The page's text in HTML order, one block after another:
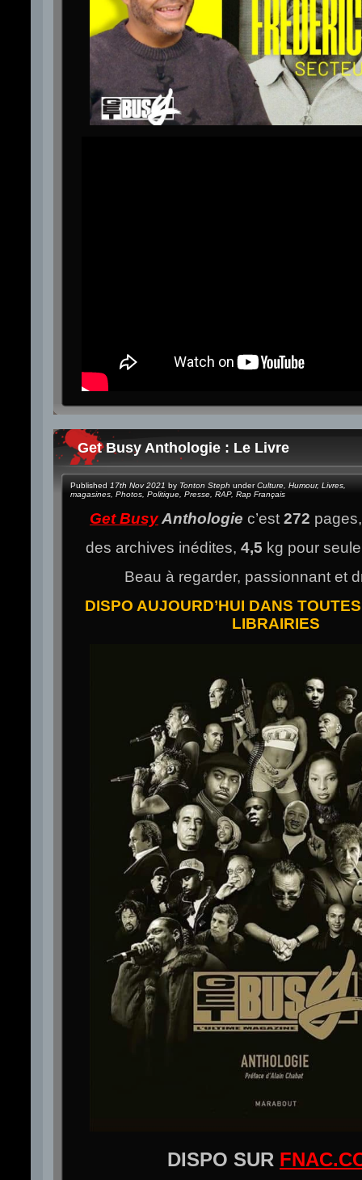
Get Busy Anthologie : Le Livre
Published 17th Nov 2021 by Tonton Steph underCulture Humour, Livres
magasines Photos Politique Presse RAP, Rap Français
Get BusyAnthologie c’est 272
des archives inédites, 4,5 kg pour
Beau à regarder, passionnant et
DISPO AUJOURD’HUI DANS
LIBRAIRIES
DISPO SUR